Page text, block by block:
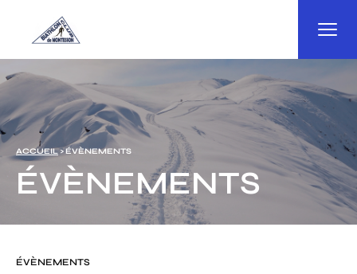
ACCUEIL> ÉVÈNEMENTS
ÉVÈNEMENTS
ÉVÈNEMENTS